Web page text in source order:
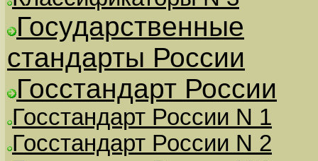
Государственные
стандарты России
Госстандарт России
Госстандарт России N 1
Госстандарт России N 2